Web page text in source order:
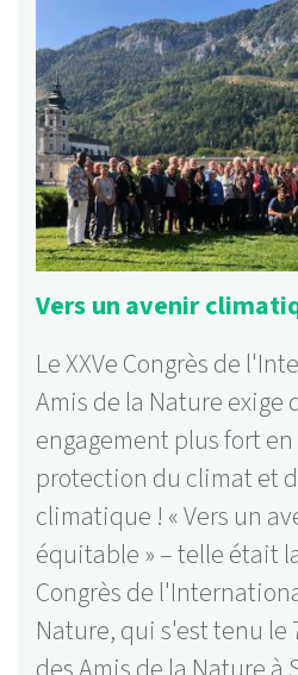
Vers un avenir
Le XXVe Congrès de
Amis de la Nature exige
engagement plus fort
protection du climat et
climatique ! « Vers un
équitable » – telle était
Congrès de
Nature, qui s'est tenu le